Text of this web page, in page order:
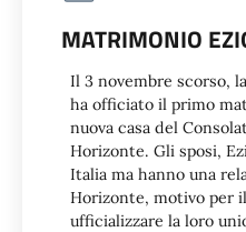
MATRIMONIO
Il 3 novembre scorso,
ha officiato il primo
nuova casa del
Horizonte. Gli sposi,
Italia ma hanno una
Horizonte, motivo per
ufficializzare la loro